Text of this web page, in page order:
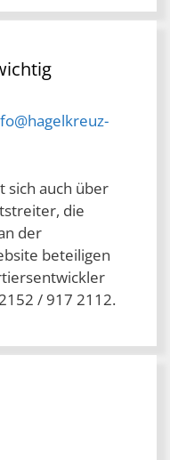
sich auch über
die
der
beteiligen
/ 917 2112.